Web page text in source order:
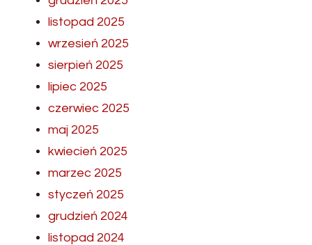
listopad 2025
wrzesień 2025
sierpień 2025
lipiec 2025
czerwiec 2025
maj 2025
kwiecień 2025
marzec 2025
styczeń 2025
grudzień 2024
listopad 2024